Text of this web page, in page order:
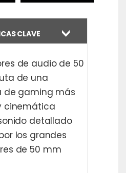
CLAVE
de audio de 50
de una
de gaming más
cinemática
detallado
los grandes
de 50 mm